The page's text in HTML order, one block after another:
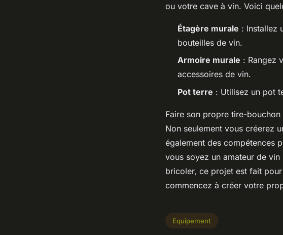
ou votre cave à vin. Voici
Étagère murale : Installez
bouteilles de vin.
Armoire murale : Rangez
accessoires de vin.
Pot terre : Utilisez un pot
Faire son propre tire-
Non seulement vous créerez
également des compétences
vous soyez un amateur de
bricoler, ce projet est fait
commencez à créer votre
Equipement